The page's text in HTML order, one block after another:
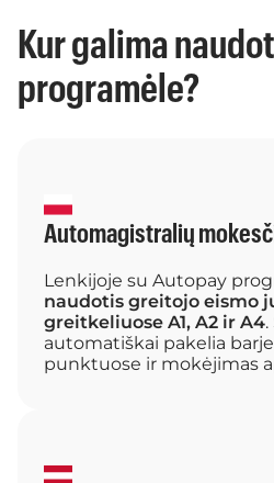
Kur galima
programėle?
Automagistralių
Lenkijoje su Autopay
naudotis greitojo eismo
greitkeliuose A1, A2 ir A4
automatiškai pakelia
punktuose ir mokėjimas